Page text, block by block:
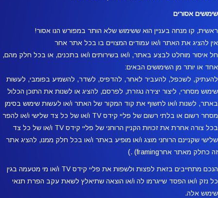
שימושים אסורים
ראשית, קו מנחה בעניין הוא ששימוש שלא הותר במפורש הנו אסור!
אין להציג את האתר ו/או עמודים המצויים בו בכל אתר אחר
חל איסור מוחלט לבצע באתר, ו/או בשירותים ו/או בתכנים, או בכל חלק מהם,
אחד או יותר מן השימושים הבאים:
להעתיק, לשכפל, להעביר לאחר, להדפיס, לשדר, להשמיע בפומבי, לעשות
שימוש מסחרי, ליצור יצירה נגזרת, לפרסם, להציג או לשנות את התוכן הכלול
באתר, לשנות ו/או לחשוף את קוד המקור של האתר ו/או לעשות שימוש בסימן
מסחר רשום או בלתי רשום של פליי קידס TV ו/או של כל צד שלישי ו/או להפר
בכל צורה אחרת את זכויות הקניין הרוחני של פליי קידס TV ו/או של כל צד
שלישי שקניינם הרוחני מוצג ו/או מופיע באתר ו/או בכל חלק ממנו, להציג אתר
זה כחלק מאתר אחרframing) .)
הנכם מתחייבים בזאת לפצות ולשפות את פליי קידס TV ו/או מי מטעמה בגין
כל נזק ו/או הפסד שייגרמו לה ו/או הוצאה שתיאלץ לשאת עקב הפרת תנאי
שימוש אלה.